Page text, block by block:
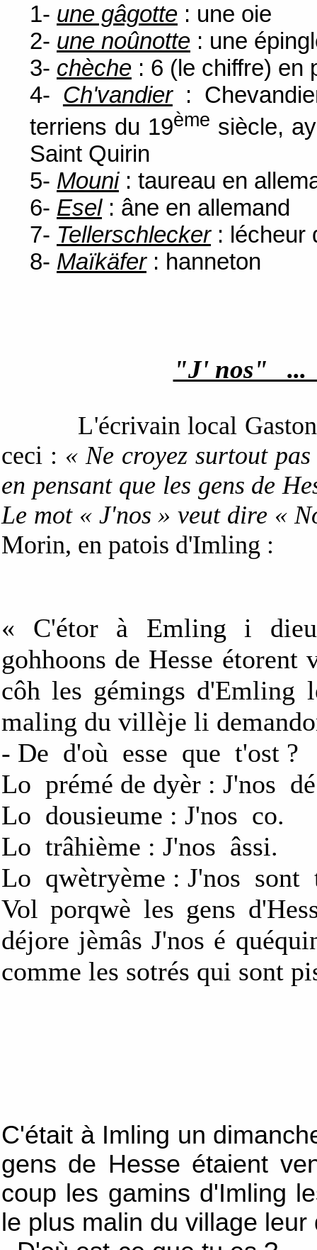
1- une gâgotte : une oie
2- une noûnotte : une
3- chèche : 6 (le chiffre) en
4- Ch'vandier:
terriens du 19ème siècle,
Saint Quirin
5- Mouni: taureau en
6- Esel: âne en allemand
7- Tellerschlecker: lécheur
8- Maïkäfer: hanneton
"J' nos" ...
L'écrivain local Gaston
ceci : « Ne croyez surtout
en pensant que les gens de
Le mot « J'nos » veut dire «
Morin, en patois d'Imling :
« C'étor à Emling i
gohhoons de Hesse
côh les gémings d'Emling
maling du villèje li
- De d'où esse que t'ost ?
Lo prémé de dyèr : J'nos
Lo dousieume : J'nos co.
Lo trâhième : J'nos âssi.
Lo qwètryème : J'nos sont
Vol porqwè les gens
déjore jèmâs J'nos é
comme les sotrés qui sont
C'était à Imling un
gens de Hesse étaient
coup les gamins d'Imling
le plus malin du village